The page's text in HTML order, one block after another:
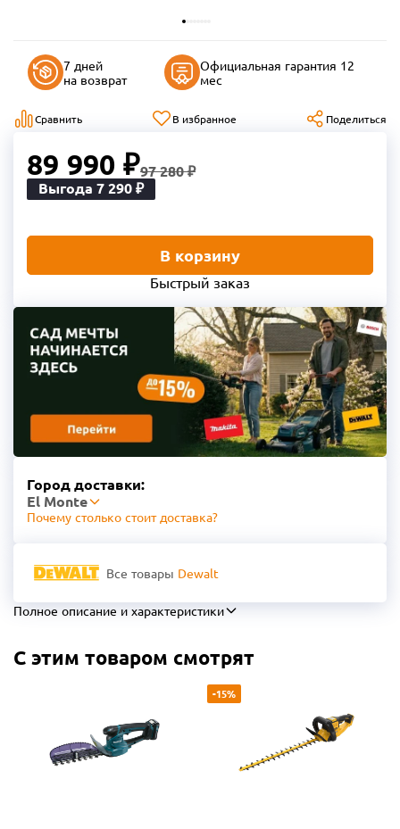
7 дней
на возврат
Официальная гарантия 12
мес
Сравнить В избранное Поделиться
89 990 ₽97 280 ₽
Выгода 7 290 ₽
В корзину
Быстрый заказ
Город доставки:
El Monte
Почему столько стоит доставка?
Все товары Dewalt
Полное описание и характеристики
С этим товаром смотрят
-15%